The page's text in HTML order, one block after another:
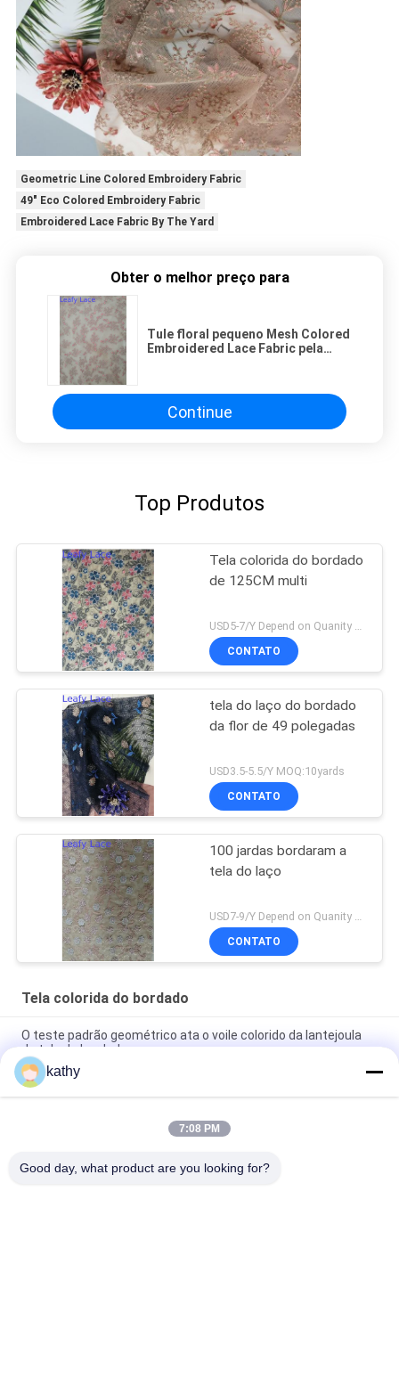
Geometric Line Colored Embroidery Fabric
49" Eco Colored Embroidery Fabric
Embroidered Lace Fabric By The Yard
Obter o melhor preço para
Tule floral pequeno Mesh Colored
Embroidered Lace Fabric pela
Continue
Top Produtos
Tela colorida do bordado
de 125CM multi
USD5-7/Y Depend on Quanity MOQ:10yards
CONTATO
tela do laço do bordado
da flor de 49 polegadas
USD3.5-5.5/Y MOQ:10yards
CONTATO
100 jardas bordaram a
tela do laço
CONTATO
Tela colorida do bordado
O teste padrão geométrico ata o voile colorido da lantejoula
da tela do bordado
O laço floral coloriu o pano do vestuário das mulheres da tela
do bordado
Tela colorida metálica do bordado de Lurex da forma da
kathy
7:08 PM
Good day, what product are you looking for?